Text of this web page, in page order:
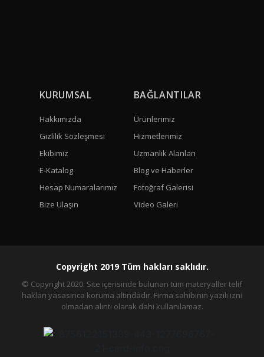
KURUMSAL
Hakkımızda
Gizlilik Sözleşmesi
Ekibimiz
E-Katalog
Hesap Numaralarımız
Bize Ulaşın
BAĞLANTILAR
Ürünlerimiz
Hizmetlerimiz
Uzmanlık Alanları
Blog ve Haberler
Fotoğraf Galerisi
Video Galeri
Copyright 2019 Tüm hakları saklıdır.
© Copyright 2020. Site içerisinde bulunan tüm materyaller telif
hakları yasasınca koruma altındadır. Firma sahibinin yazılı izni
olmadan alıntı olarak dahi kullanılamaz.